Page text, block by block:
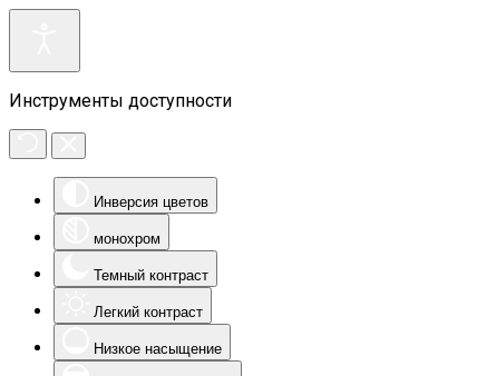
Инструменты доступности
Инверсия цветов
монохром
Темный контраст
Легкий контраст
Низкое насыщение